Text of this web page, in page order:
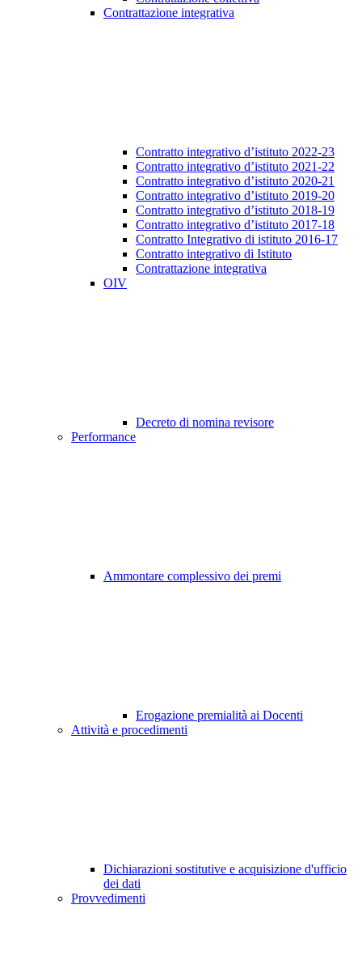
Contrattazione integrativa
Contratto integrativo d’istituto 2022-23
Contratto integrativo d’istituto 2021-22
Contratto integrativo d’istituto 2020-21
Contratto integrativo d’istituto 2019-20
Contratto integrativo d’istituto 2018-19
Contratto integrativo d’istituto 2017-18
Contratto Integrativo di istituto 2016-17
Contratto integrativo di Istituto
Contrattazione integrativa
OIV
Decreto di nomina revisore
Performance
Ammontare complessivo dei premi
Erogazione premialità ai Docenti
Attività e procedimenti
Dichiarazioni sostitutive e acquisizione d'ufficio
dei dati
Provvedimenti